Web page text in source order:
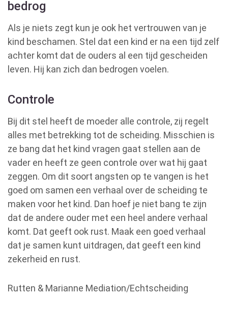
bedrog
Als je niets zegt kun je ook het vertrouwen van je
kind beschamen. Stel dat een kind er na een tijd zelf
achter komt dat de ouders al een tijd gescheiden
leven. Hij kan zich dan bedrogen voelen.
Controle
Bij dit stel heeft de moeder alle controle, zij regelt
alles met betrekking tot de scheiding. Misschien is
ze bang dat het kind vragen gaat stellen aan de
vader en heeft ze geen controle over wat hij gaat
zeggen. Om dit soort angsten op te vangen is het
goed om samen een verhaal over de scheiding te
maken voor het kind. Dan hoef je niet bang te zijn
dat de andere ouder met een heel andere verhaal
komt. Dat geeft ook rust. Maak een goed verhaal
dat je samen kunt uitdragen, dat geeft een kind
zekerheid en rust.
Rutten & Marianne Mediation/Echtscheiding